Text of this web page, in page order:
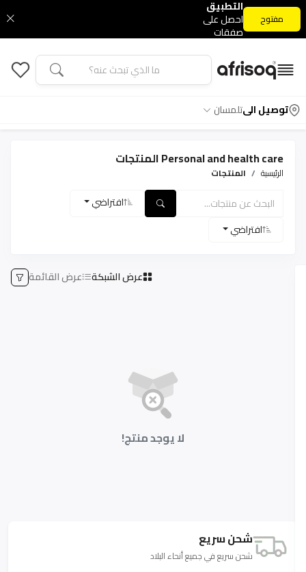
التطبيق
احصل على
صفقات
الحصرية
مفتوح
توصيل الىتلمسان
Personal and health care المنتجات
الرئيسية المنتجات
افتراضي
افتراضي
عرض الشبكة عرض القائمة
لا يوجد منتج!
شحن سريع
شحن سريع في جميع أنحاء البلاد